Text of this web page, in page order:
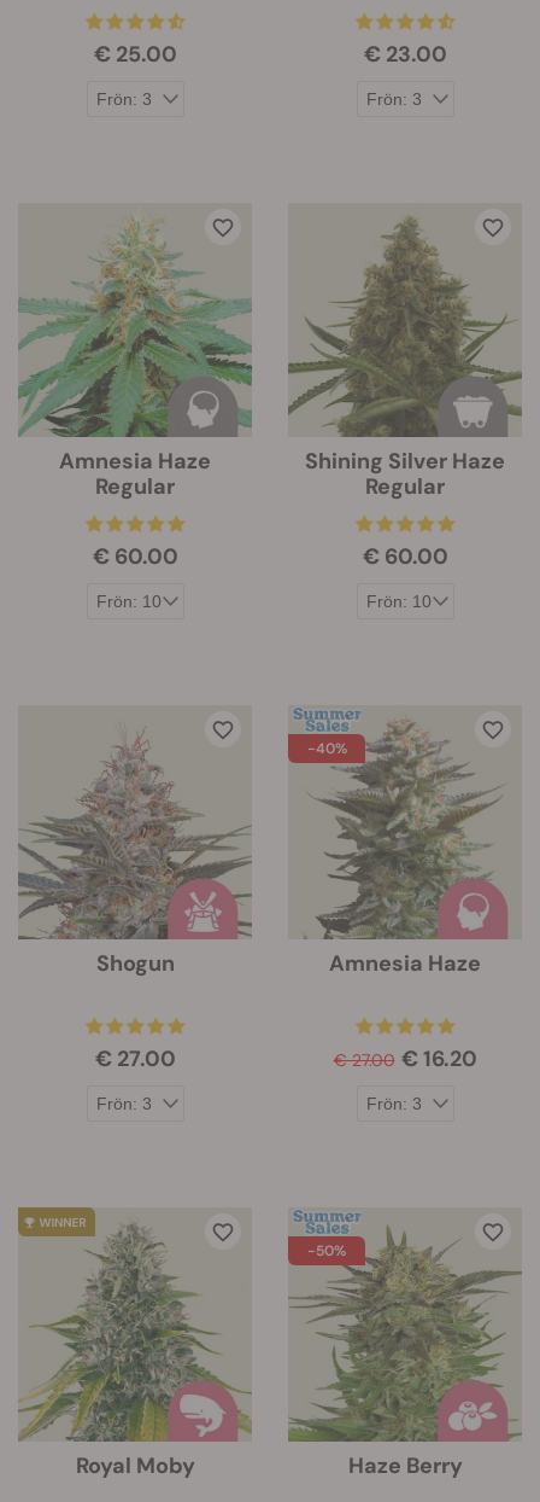
€ 25.00 € 23.00
Amnesia Haze
Regular
€ 60.00
Shining Silver Haze
Regular
€ 60.00
Shogun
€ 27.00
-40%
Amnesia Haze
€ 27.00 € 16.20
Royal Moby
-50%
Haze Berry